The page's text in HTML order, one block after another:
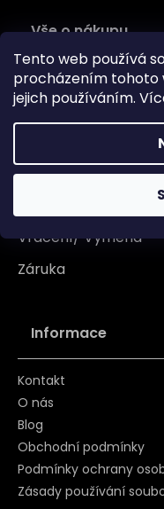
Tento web používá
procházením tohoto
jejich používáním.
Vše o nákupu
Doprava
Garance originality
Reklamace
Vrácení/ Výměna
Záruka
Informace
Kontakt
O nás
Blog
Obchodní podmínky
Podmínky ochrany
Zásady používání